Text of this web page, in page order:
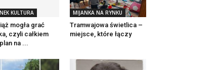
KULTURA
mogła grać
czyli całkiem
na ...
MIJANKA NA RYNKU
Tramwajowa świetlica –
miejsce, które łączy